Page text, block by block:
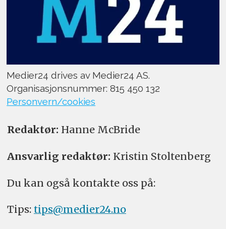
Medier24 drives av Medier24 AS.
Organisasjonsnummer: 815 450 132
Personvern/cookies
Redaktør: Hanne McBride
Ansvarlig redaktør: Kristin Stoltenberg
Du kan også kontakte oss på:
Tips: tips@medier24.no